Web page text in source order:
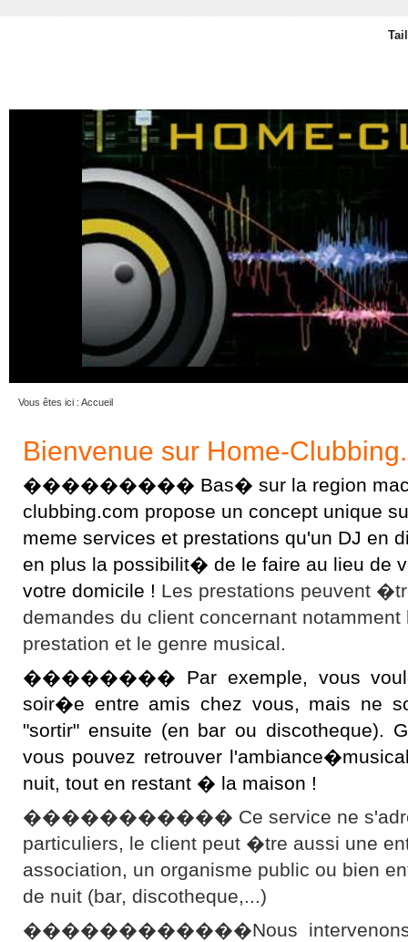
Vous êtes ici : Accueil
Bienvenue sur Home-
��������� Bas� sur la region
clubbing.com propose un concept unique
meme services et prestations qu'un DJ en
en plus la possibilit� de le faire au lieu de
votre domicile ! Les prestations peuvent
demandes du client concernant
prestation et le genre musical.
�������� Par exemple, vous
soir�e entre amis chez vous, mais ne
"sortir" ensuite (en bar ou discotheque).
vous pouvez retrouver
nuit, tout en restant � la maison !
����������� Ce service ne
particuliers, le client peut �tre aussi une
association, un organisme public ou bien
de nuit (bar, discotheque,...)
������������Nous intervenons